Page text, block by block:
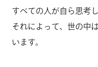
すべての人が自ら思考
それによって、世の中
います。